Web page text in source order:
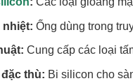
nhiệt: Ống dùng trong
Cung cấp các loại
thù: Bi silicon cho